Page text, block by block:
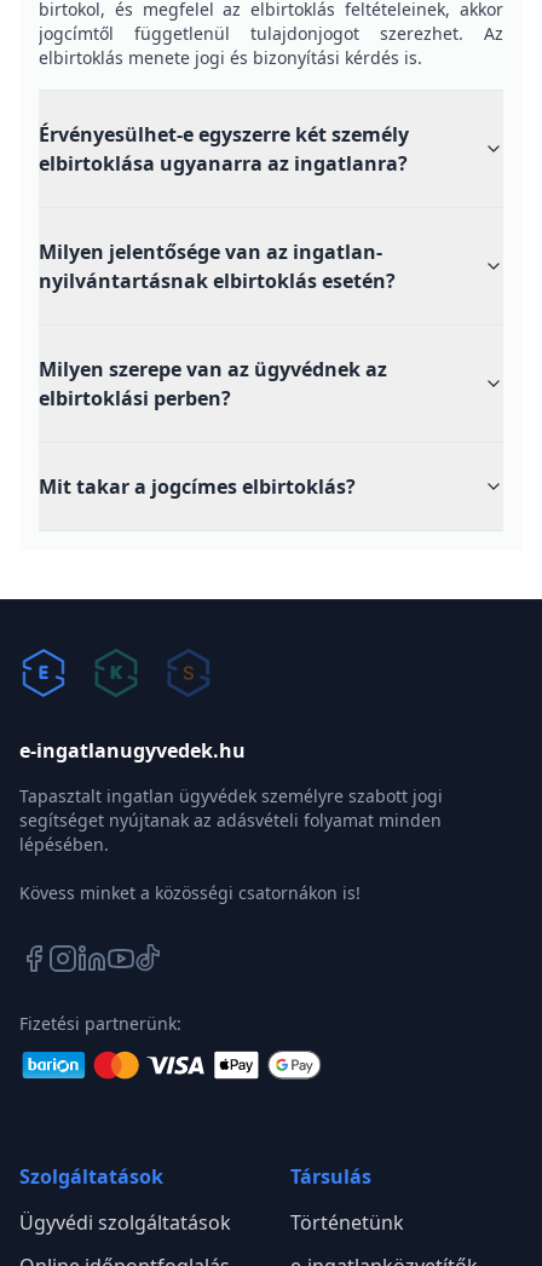
birtokol, és megfelel az elbirtoklás feltételeinek, akkor
jogcímtől függetlenül tulajdonjogot szerezhet. Az
elbirtoklás menete jogi és bizonyítási kérdés is.
Érvényesülhet-e egyszerre két személy
elbirtoklása ugyanarra az ingatlanra?
Milyen jelentősége van az ingatlan-
nyilvántartásnak elbirtoklás esetén?
Milyen szerepe van az ügyvédnek az
elbirtoklási perben?
Mit takar a jogcímes elbirtoklás?
e-ingatlanugyvedek.hu
Tapasztalt ingatlan ügyvédek személyre szabott jogi
segítséget nyújtanak az adásvételi folyamat minden
lépésében.
Kövess minket a közösségi csatornákon is!
Fizetési partnerünk:
Szolgáltatások
Ügyvédi szolgáltatások
Társulás
Történetünk